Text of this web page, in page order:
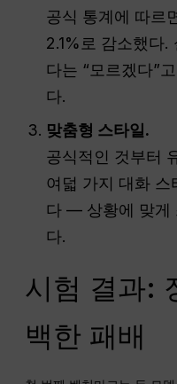
공식 통계에 따르
2.1%로 감소했다.
다는 “모르겠다”
다.
맞춤형 스타일.
공식적인 것부터
여덟 가지 대화 스
다 — 상황에 맞게
다.
시험 결과:
백한 패배